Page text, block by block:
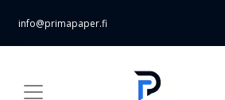
info@primapaper.fi